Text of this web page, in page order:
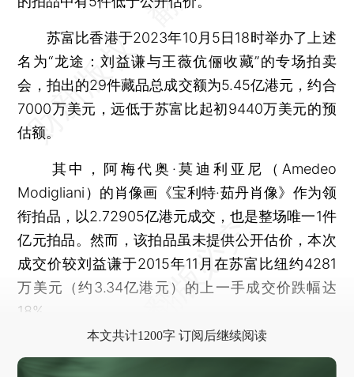
苏富比香港于2023年10月5日18时举办了上述
名为“龙途：刘益谦与王薇伉俪收藏”的专场拍卖
会，拍出的29件藏品总成交额为5.45亿港元，约合
7000万美元，远低于苏富比起初9440万美元的预
估额。
其中，阿梅代奥·莫迪利亚尼（Amedeo
Modigliani）的肖像画《宝利特·茹丹肖像》作为领
衔拍品，以2.72905亿港元成交，也是整场唯一1件
亿元拍品。然而，该拍品虽未提供公开估价，本次
成交价较刘益谦于2015年11月在苏富比纽约4281
万美元（约3.34亿港元）的上一手成交价跌幅达
18%。
本文共计1200字 订阅后继续阅读